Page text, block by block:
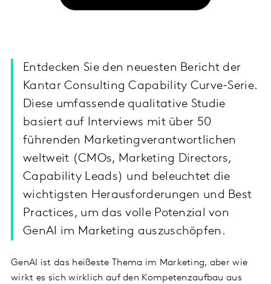
Entdecken Sie den neuesten Bericht der
Kantar Consulting Capability Curve-Serie.
Diese umfassende qualitative Studie
basiert auf Interviews mit über 50
führenden Marketingverantwortlichen
weltweit (CMOs, Marketing Directors,
Capability Leads) und beleuchtet die
wichtigsten Herausforderungen und Best
Practices, um das volle Potenzial von
GenAI im Marketing auszuschöpfen.
GenAI ist das heißeste Thema im Marketing, aber wie
wirkt es sich wirklich auf den Kompetenzaufbau aus